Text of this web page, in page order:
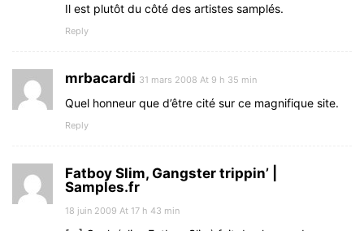
Il est plutôt du côté des artistes samplés.
Reply
mrbacardi 31 mars 2008 At 9 h 35 min
Quel honneur que d’être cité sur ce magnifique site.
Reply
Fatboy Slim, Gangster trippin’ |
Samples.fr
18 juin 2009 At 17 h 43 min